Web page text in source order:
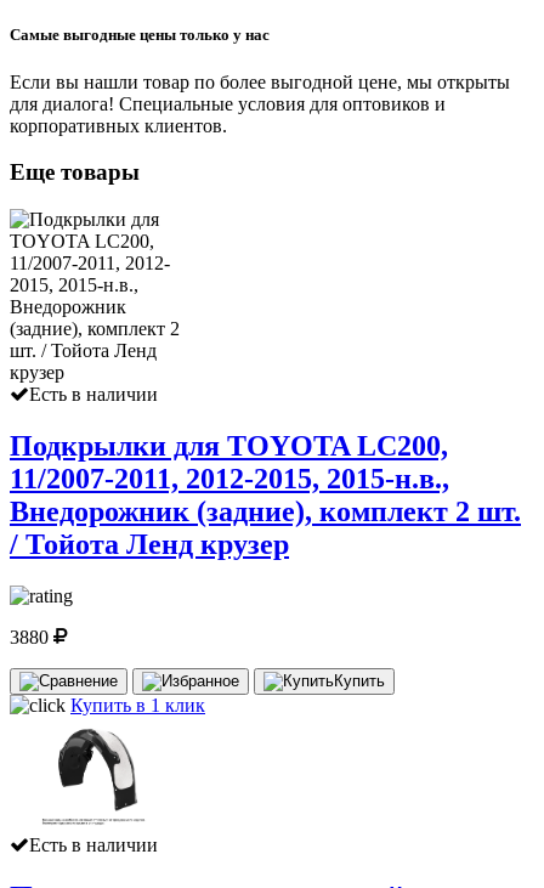
Самые выгодные цены только у нас
Если вы нашли товар по более выгодной цене, мы открыты
для диалога! Специальные условия для оптовиков и
корпоративных клиентов.
Еще товары
Есть в наличии
Подкрылки для TOYOTA LC200,
11/2007-2011, 2012-2015, 2015-н.в.,
Внедорожник (задние), комплект 2 шт.
/ Тойота Ленд крузер
3880
Купить
Купить в 1 клик
Есть в наличии